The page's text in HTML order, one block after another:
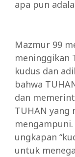
apa pun
Mazmur 99
meninggikan
kudus dan
bahwa
dan
TUHAN yang
ungkapan
untuk